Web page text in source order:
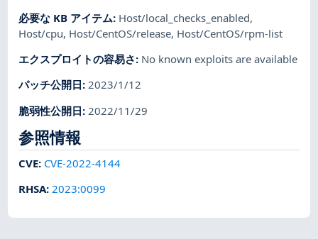
必要な KB アイテム: Host/local_checks_enabled,
Host/cpu, Host/CentOS/release, Host/CentOS/rpm-list
エクスプロイトの容易さ: No known exploits are available
パッチ公開日:2023/1/12
脆弱性公開日: 2022/11/29
参照情報
CVE: CVE-2022-4144
RHSA: 2023:0099